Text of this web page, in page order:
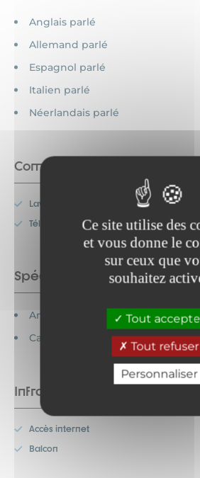
Ce site utilise des
et vous donne le
sur ceux que
souhaitez
Tout
Tout refuser
Personnaliser
Anglais parlé
Allemand parlé
Espagnol parlé
Italien parlé
Néerlandais parlé
Commodités
Lave-vaisselle
Télévision
Spécificités
Animaux acceptés
Cartes bancaires acceptées
Infrastructures
Accès internet
Balcon